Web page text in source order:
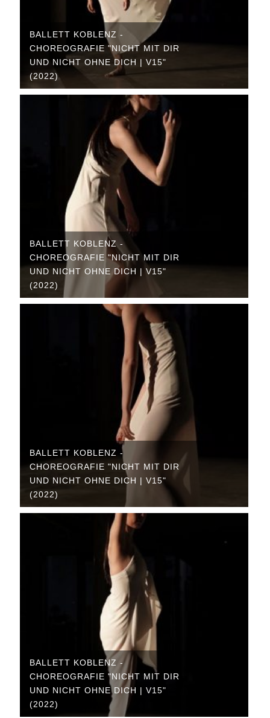
BALLETT KOBLENZ -
CHOREOGRAFIE "NICHT MIT DIR
UND NICHT OHNE DICH | V15"
(2022)
BALLETT KOBLENZ -
CHOREOGRAFIE "NICHT MIT DIR
UND NICHT OHNE DICH | V15"
(2022)
BALLETT KOBLENZ -
CHOREOGRAFIE "NICHT MIT DIR
UND NICHT OHNE DICH | V15"
(2022)
BALLETT KOBLENZ -
CHOREOGRAFIE "NICHT MIT DIR
UND NICHT OHNE DICH | V15"
(2022)